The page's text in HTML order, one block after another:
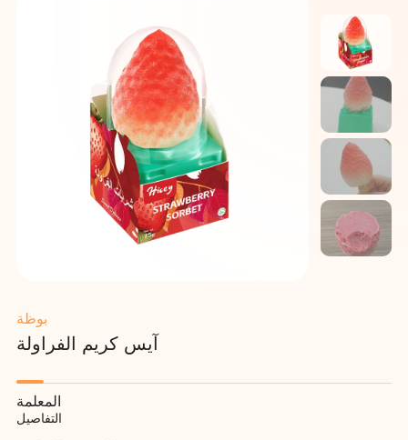
بوظة
آيس كريم الفراولة
المعلمة
التفاصيل